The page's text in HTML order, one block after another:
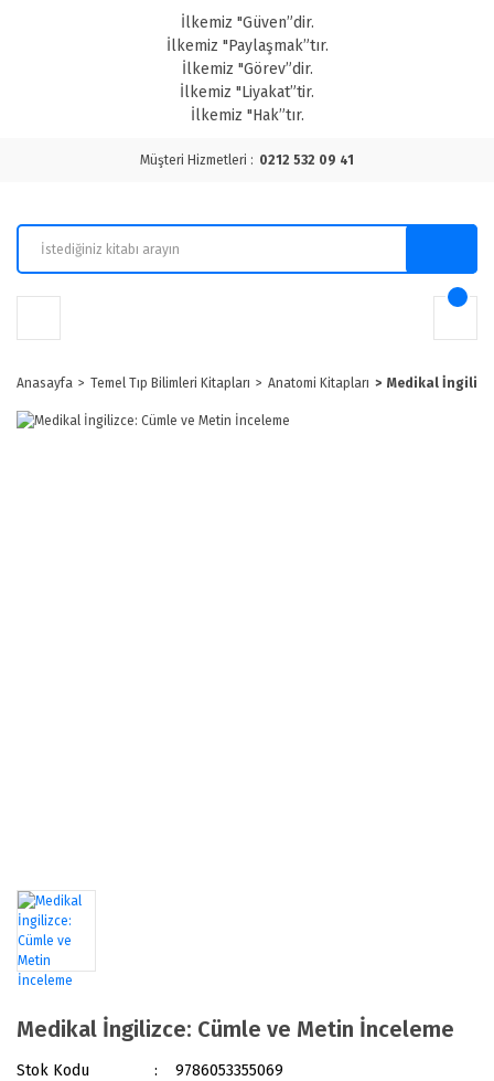
İlkemiz "Güven”dir.
İlkemiz "Paylaşmak”tır.
İlkemiz "Görev”dir.
İlkemiz "Liyakat”tir.
İlkemiz "Hak”tır.
Müşteri Hizmetleri : 0212 532 09 41
Anasayfa Temel Tıp Bilimleri Kitapları Anatomi Kitapları Medikal
Medikal İngilizce: Cümle ve Metin İnceleme
Stok Kodu
9786053355069